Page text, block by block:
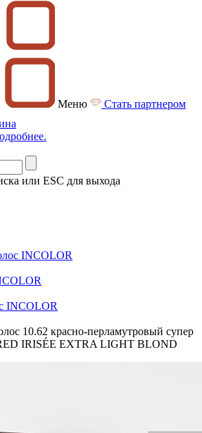
Меню
Стать партнером
или ESC для выхода
INCOLOR
INCOLOR
10.62 красно-перламутровый супер
IRISÉE EXTRA LIGHT BLOND